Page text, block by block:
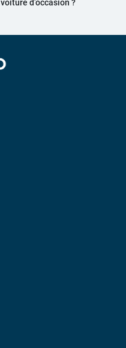
voiture d’occasion ?